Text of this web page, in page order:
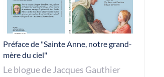
Préface de "Sainte Anne, notre grand-
mère du ciel"
Le blogue de Jacques Gauthier